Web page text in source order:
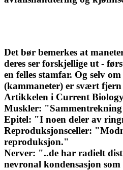
Det bør bemerkes at
deres ser forskjellige ut -
en felles stamfar. Og selv
(kammaneter) er svært
Artikkelen i Current
Muskler: "Sammentrekning
Epitel: "I noen deler av
Reproduksjonsceller:
reproduksjon."
Nerver: "..de har radielt
nevronal kondensasjon